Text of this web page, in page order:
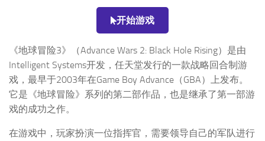
开始游戏
《地球冒险3》（Advance Wars 2: Black Hole Rising）是由
Intelligent Systems开发，任天堂发行的一款战略回合制游
戏，最早于2003年在Game Boy Advance（GBA）上发布。
它是《地球冒险》系列的第二部作品，也是继承了第一部游
戏的成功之作。
在游戏中，玩家扮演一位指挥官，需要领导自己的军队进行